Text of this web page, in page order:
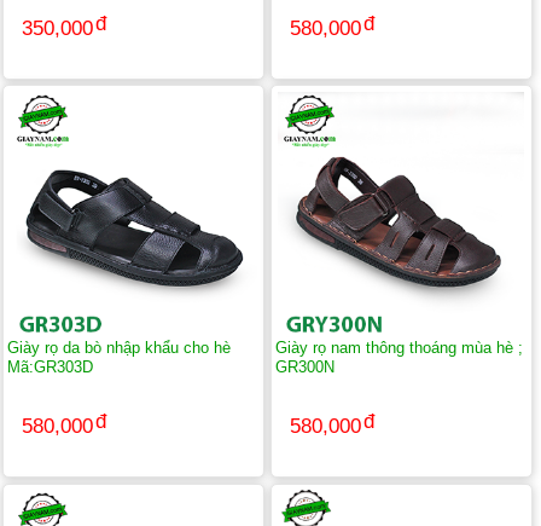
350,000 580,000
Giày rọ da bò nhập khẩu cho hè
Mã:GR303D
580,000
Giày rọ nam thông thoáng mùa hè ;
GR300N
580,000